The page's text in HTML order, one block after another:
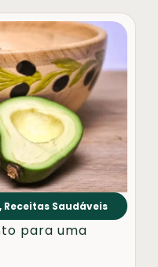
, Receitas Saudáveis
para uma